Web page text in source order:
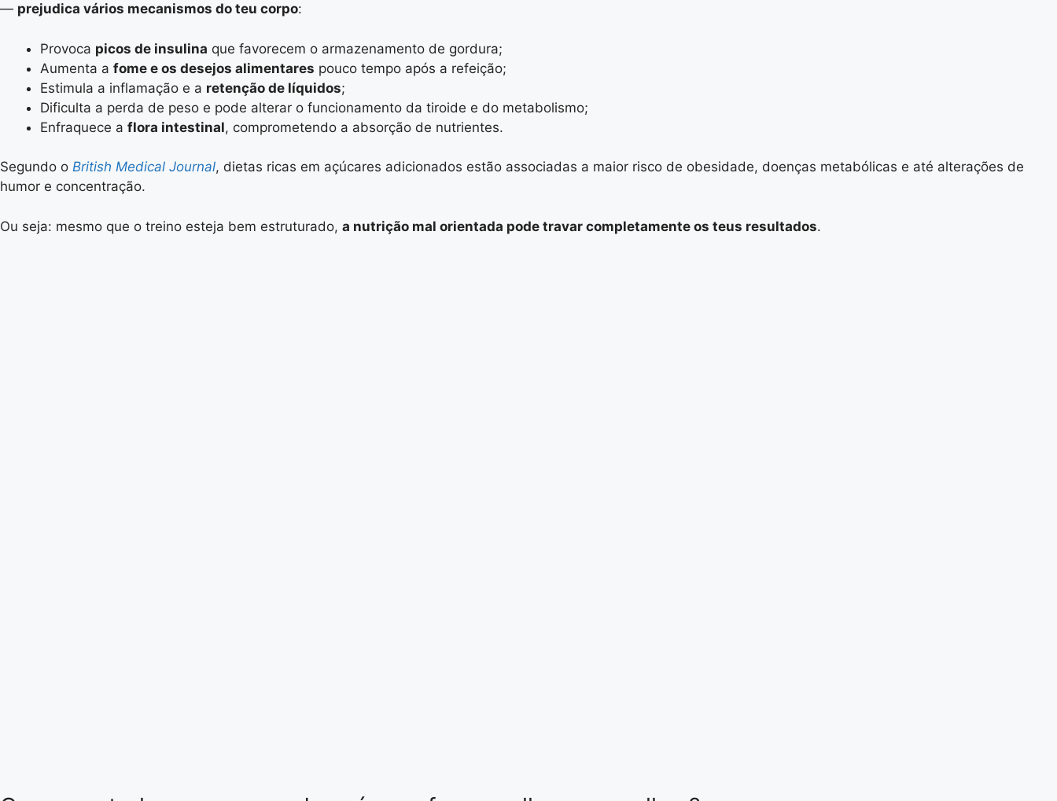
— prejudica vários mecanismos do teu corpo:
Provoca picos de insulina que favorecem o armazenamento de gordura;
Aumenta a fome e os desejos alimentares pouco tempo após a refeição;
Estimula a inflamação e a retenção de líquidos;
Dificulta a perda de peso e pode alterar o funcionamento da tiroide e do metabolismo;
Enfraquece a flora intestinal, comprometendo a absorção de nutrientes.
Segundo o British Medical Journal, dietas ricas em açúcares adicionados estão associadas a maior risco de obesidade, doenças metabólicas e até alterações de
humor e concentração.
Ou seja: mesmo que o treino esteja bem estruturado, a nutrição mal orientada pode travar completamente os teus resultados.